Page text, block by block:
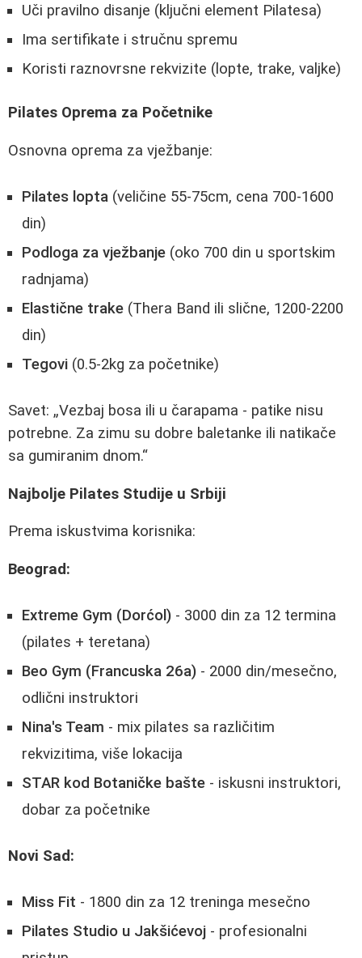
Uči pravilno disanje (ključni element Pilatesa)
Ima sertifikate i stručnu spremu
Koristi raznovrsne rekvizite (lopte, trake, valjke)
Pilates Oprema za Početnike
Osnovna oprema za vježbanje:
Pilates lopta (veličine 55-75cm, cena 700-1600
din)
Podloga za vježbanje (oko 700 din u sportskim
radnjama)
Elastične trake (Thera Band ili slične, 1200-2200
din)
Tegovi (0.5-2kg za početnike)
Savet: Vezbaj bosa ili u čarapama - patike nisu
potrebne. Za zimu su dobre baletanke ili natikače
sa gumiranim dnom.
Najbolje Pilates Studije u Srbiji
Prema iskustvima korisnika:
Beograd:
Extreme Gym (Dorćol) - 3000 din za 12 termina
(pilates + teretana)
Beo Gym (Francuska 26a) - 2000 din/mesečno,
odlični instruktori
Nina's Team - mix pilates sa različitim
rekvizitima, više lokacija
STAR kod Botaničke bašte - iskusni instruktori,
dobar za početnike
Novi Sad:
Miss Fit - 1800 din za 12 treninga mesečno
Pilates Studio u Jakšićevoj - profesionalni